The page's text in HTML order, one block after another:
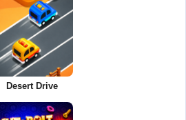
Desert Drive